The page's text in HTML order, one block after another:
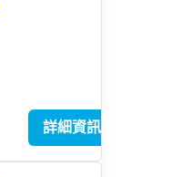
詳細資訊